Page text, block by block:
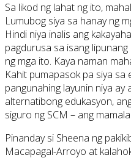
Sa likod ng lahat ng ito,
Lumubog siya sa hanay ng
Hindi niya inalis ang
pagdurusa sa isang
ng mga ito. Kaya naman
Kahit pumapasok pa siya sa
pangunahing layunin niya ay
alternatibong edukasyon,
siguro ng SCM – ang
Pinanday si Sheena ng
Macapagal-Arroyo at